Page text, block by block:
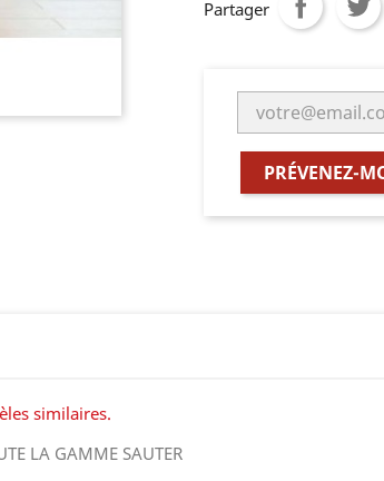
Partager
PRÉVENEZ-
similaires.
LA GAMME SAUTER